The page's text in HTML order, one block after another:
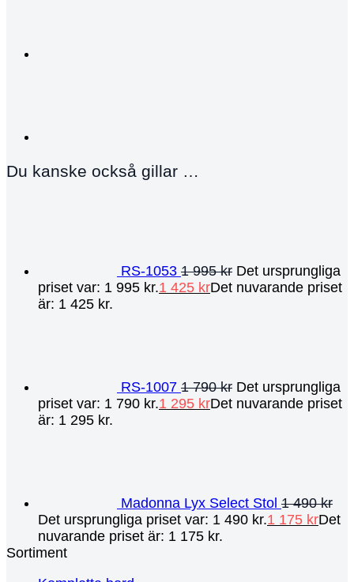
Du kanske också gillar …
RS-1053 1 995kr Det ursprungliga
priset var: 1 995 kr.1 425 krDet nuvarande priset
är: 1 425 kr.
RS-1007 1 790kr Det ursprungliga
priset var: 1 790 kr.1 295 krDet nuvarande priset
är: 1 295 kr.
Madonna Lyx Select Stol 1 490kr
Det ursprungliga priset var: 1 490 kr.1 175 krDet
nuvarande priset är: 1 175 kr.
Sortiment